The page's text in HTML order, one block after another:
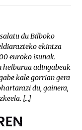
du Bilboko
ekintza
euroko isunak.
helburua adingabeak
kale gorrian gera
du, gainera,
[…]